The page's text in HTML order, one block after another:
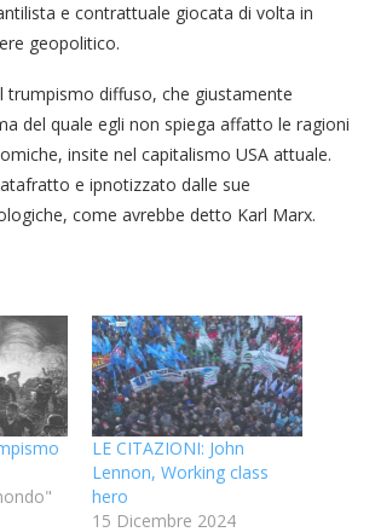
e contrattuale giocata di volta in
geopolitico.
trumpismo diffuso, che giustamente
del quale egli non spiega affatto le ragioni
insite nel capitalismo USA attuale.
e ipnotizzato dalle sue
come avrebbe detto Karl Marx.
LE CITAZIONI: John
Lennon, Working class
hero
15 Dicembre 2024